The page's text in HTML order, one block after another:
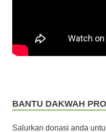
BANTU DAKWAH
Salurkan donasi anda